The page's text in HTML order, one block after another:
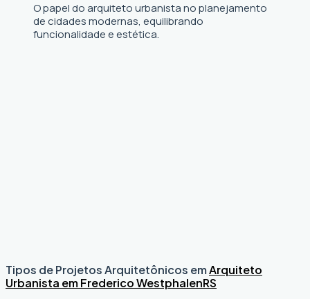
O papel do arquiteto urbanista no planejamento
de cidades modernas, equilibrando
funcionalidade e estética.
Tipos de Projetos Arquitetônicos emArquiteto
Urbanista em Frederico WestphalenRS